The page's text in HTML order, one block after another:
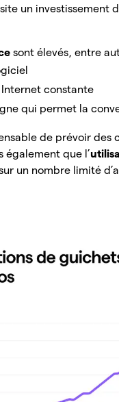
un investissement
sont élevés, entre
Internet constante
qui permet la
de prévoir des
également que l’
un nombre limité